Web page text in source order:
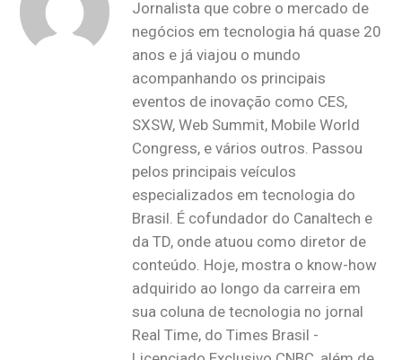
Jornalista que cobre o mercado de
negócios em tecnologia há quase 20
anos e já viajou o mundo
acompanhando os principais
eventos de inovação como CES,
SXSW, Web Summit, Mobile World
Congress, e vários outros. Passou
pelos principais veículos
especializados em tecnologia do
Brasil. É cofundador do Canaltech e
da TD, onde atuou como diretor de
conteúdo. Hoje, mostra o know-how
adquirido ao longo da carreira em
sua coluna de tecnologia no jornal
Real Time, do Times Brasil -